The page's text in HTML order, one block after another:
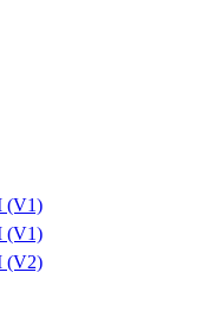
(V1)
(V1)
(V2)